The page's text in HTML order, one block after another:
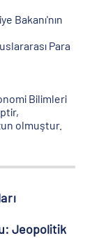
Bakanı'nın
Para
Bilimleri
olmuştur.
Jeopolitik